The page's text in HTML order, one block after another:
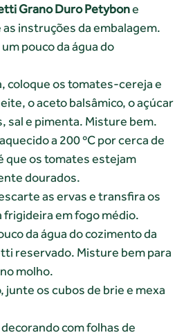
Grano Duro Petybone
instruções da embalagem.
pouco da água do
coloque os tomates-cereja e
o aceto balsâmico, o açúcar
sal e pimenta. Misture bem.
a 200 ºC por cerca de
que os tomates estejam
dourados.
as ervas e transfira os
frigideira em fogo médio.
da água do cozimento da
reservado. Misture bem para
molho.
os cubos de brie e mexa
com folhas de